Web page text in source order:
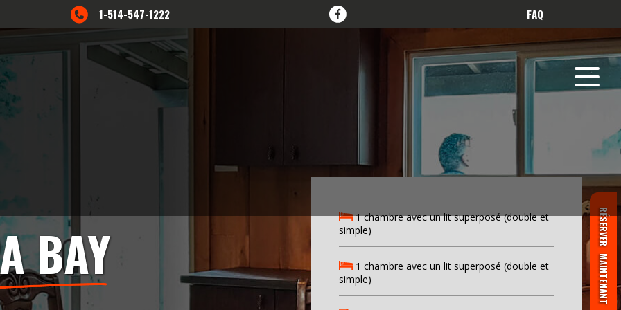
1-514-547-1222 F FAQ
RÉSERVER
MAINTENANT
BAY
1 chambre avec un lit superposé (double et
simple)
1 chambre avec un lit superposé (double et
simple)